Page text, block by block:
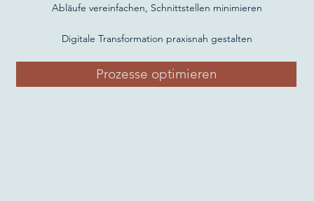
Abläufe vereinfachen, Schnittstellen minimieren
Digitale Transformation praxisnah gestalten
Prozesse optimieren